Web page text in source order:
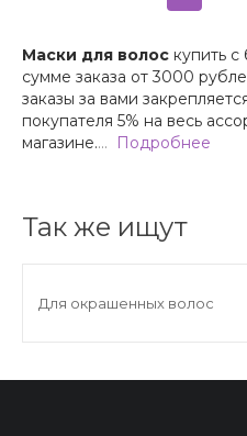
Маски для волос купить
сумме заказа от 3000
заказы за вами
покупателя 5% на весь
магазине.… Подробнее
Так же ищут
Для окрашенных волос